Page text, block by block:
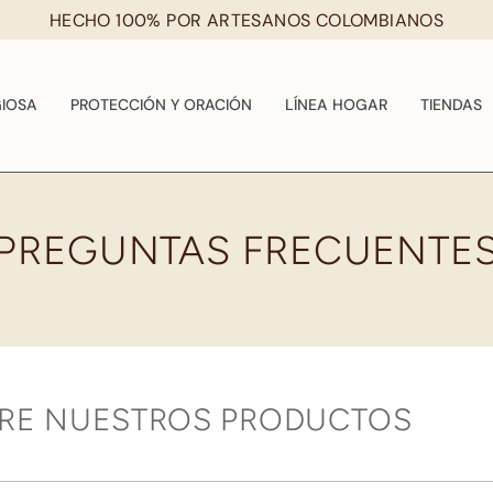
HECHO 100% POR ARTESANOS COLOMBIANOS
PROTECCIÓN Y ORACIÓN LÍNEA HOGAR TIENDAS
NUESTROS PRODUCTOS